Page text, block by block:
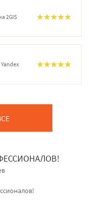
2GIS